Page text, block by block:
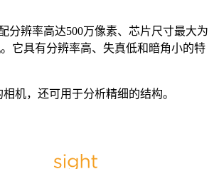
分辨率高达500万像素、芯片尺寸最大为
。它具有分辨率高、失真低和暗角小的特
机，还可用于分析精细的结构。